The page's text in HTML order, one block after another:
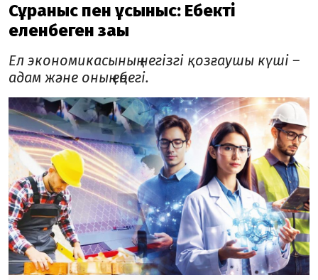
Сұраныс пен ұсыныс: Еңбектің
еленбеген заңы
Ел экономикасының негізгі қозғаушы күші –
адам және оның еңбегі.